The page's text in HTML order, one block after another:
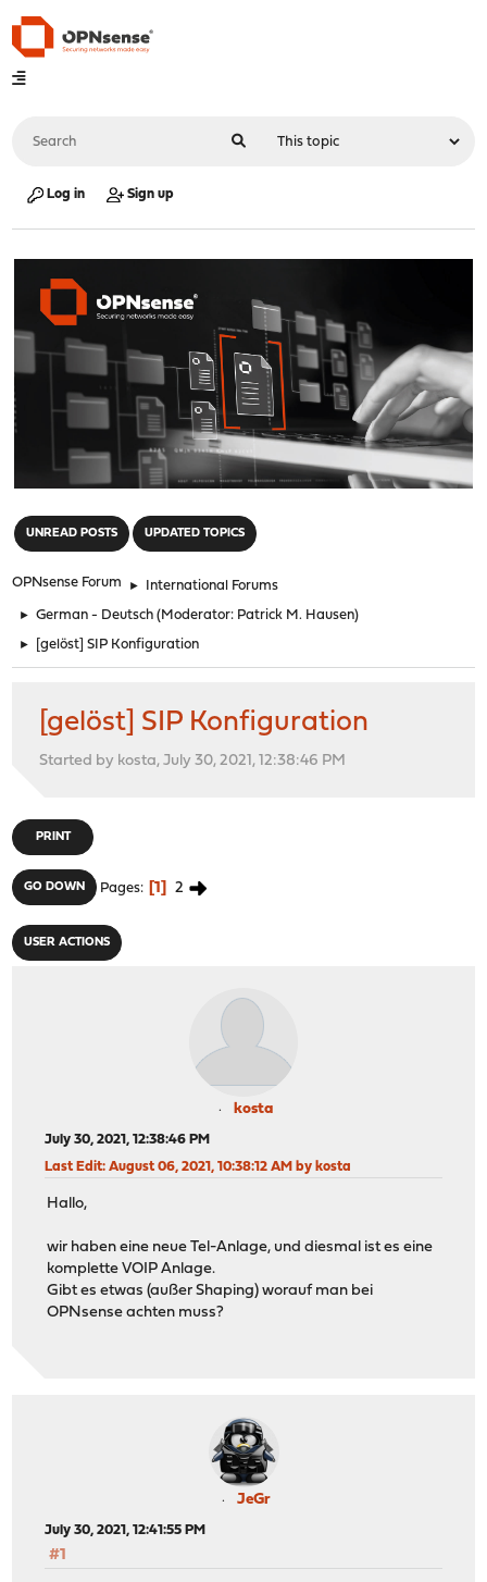
Log in Sign up
UNREAD POSTS UPDATED TOPICS
OPNsense Forum ► International Forums
► German - Deutsch (Moderator: Patrick M. Hausen)
► [gelöst] SIP Konfiguration
[gelöst] SIP Konfiguration
Started by kosta, July 30, 2021, 12:38:46 PM
PRINT
GO DOWN Pages 1 2
USER ACTIONS
kosta
July 30, 2021, 12:38:46 PM
Last Edit: August 06, 2021, 10:38:12 AM by kosta
Hallo,
wir haben eine neue Tel-Anlage, und diesmal ist es eine
komplette VOIP Anlage.
Gibt es etwas (außer Shaping) worauf man bei
OPNsense achten muss?
JeGr
July 30, 2021, 12:41:55 PM
#1